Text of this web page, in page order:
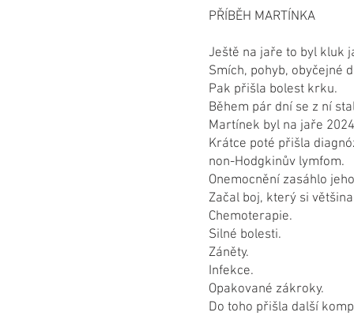
PŘÍBĚH MARTÍNKA
Ještě na jaře to byl kluk
Smích, pohyb, obyčejné
Pak přišla bolest krku.
Během pár dní se z ní
Martínek byl na jaře
Krátce poté přišla
non-Hodgkinův lymfom.
Onemocnění zasáhlo
Začal boj, který si
Chemoterapie.
Silné bolesti.
Záněty.
Infekce.
Opakované zákroky.
Do toho přišla další